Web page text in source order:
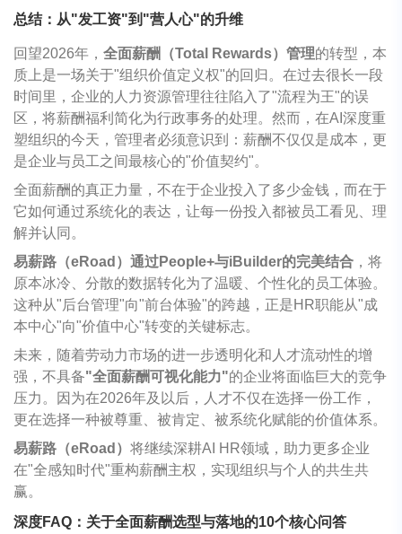
总结：从"发工资"到"营人心"的升维
回望2026年， 全面薪酬（Total Rewards）管理的转型，本
质上是一场关于"组织价值定义权"的回归。在过去很长一段
时间里，企业的人力资源管理往往陷入了"流程为王"的误
区，将薪酬福利简化为行政事务的处理。然而，在AI深度重
塑组织的今天，管理者必须意识到：薪酬不仅仅是成本，更
是企业与员工之间最核心的"价值契约"。
全面薪酬的真正力量，不在于企业投入了多少金钱，而在于
它如何通过系统化的表达，让每一份投入都被员工看见、理
解并认同。
易薪路（eRoad）通过People+与iBuilder的完美结合 ，将
原本冰冷、分散的数据转化为了温暖、个性化的员工体验。
这种从"后台管理"向"前台体验"的跨越，正是HR职能从"成
本中心"向"价值中心"转变的关键标志。
未来，随着劳动力市场的进一步透明化和人才流动性的增
强，不具备"全面薪酬可视化能力"的企业将面临巨大的竞争
压力。因为在2026年及以后，人才不仅在选择一份工作，
更在选择一种被尊重、被肯定、被系统化赋能的价值体系。
易薪路（eRoad） 将继续深耕AI HR领域，助力更多企业
在"全感知时代"重构薪酬主权，实现组织与个人的共生共
赢。
深度FAQ：关于全面薪酬选型与落地的10个核心问答